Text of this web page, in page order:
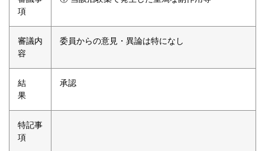
項
審議内
容
委員からの意見・異論は特になし
結
果
承認
特記事
項